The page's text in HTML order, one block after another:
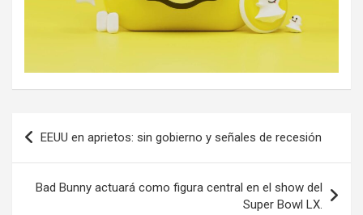
Navegación
de
entradas
EEUU en aprietos: sin gobierno y señales de recesión
Bad Bunny actuará como figura central en el show del
Super Bowl LX.